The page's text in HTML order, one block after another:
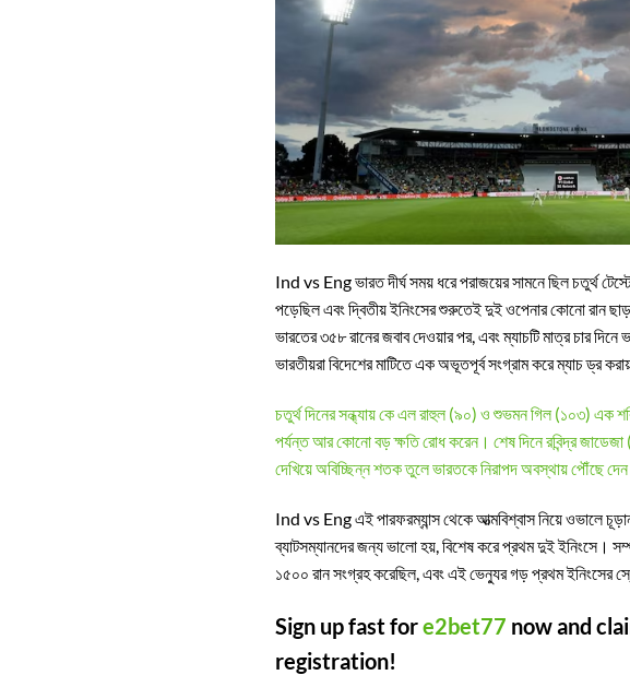
Ind vs Eng ভারত দীর্ঘ সময় ধরে পরাজয়ের সামনে ছিল চতুর্থ
পড়েছিল এবং দ্বিতীয় ইনিংসের শুরুতেই দুই ওপেনার কোনো রান
ভারতের ৩৫৮ রানের জবাব দেওয়ার পর, এবং ম্যাচটি মাত্র চার
ভারতীয়রা বিদেশের মাটিতে এক অভূতপূর্ব সংগ্রাম করে ম্যাচ ড্র
চতুর্থ দিনের সন্ধ্যায় কে এল রাহুল (৯০) ও শুভমন গিল (১০৩) এক
পর্যন্ত আর কোনো বড় ক্ষতি রোধ করেন। শেষ দিনে রবিন্দ্র
দেখিয়ে অবিচ্ছিন্ন শতক তুলে ভারতকে নিরাপদ অবস্থায় পৌঁছে
Ind vs Eng এই পারফরম্যান্স থেকে আত্মবিশ্বাস নিয়ে ওভালে
ব্যাটসম্যানদের জন্য ভালো হয়, বিশেষ করে প্রথম দুই ইনিংসে।
১৫০০ রান সংগ্রহ করেছিল, এবং এই ভেন্যুর গড় প্রথম ইনিংসের
Sign up fast fore2bet77 now and
registration!